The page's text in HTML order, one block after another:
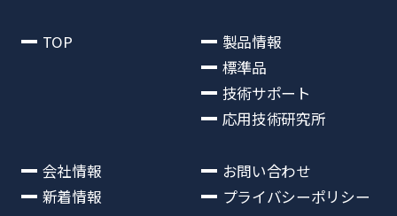
TOP
製品情報
標準品
技術サポート
応用技術研究所
会社情報
新着情報
お問い合わせ
プライバシーポリシー